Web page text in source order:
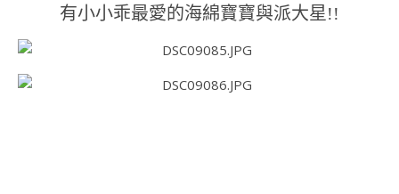
有小小乖最愛的海綿寶寶與派大星!!